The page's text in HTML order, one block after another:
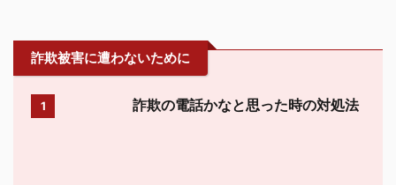
詐欺被害に遭わないために
1 詐欺の電話かなと思った時の対処法